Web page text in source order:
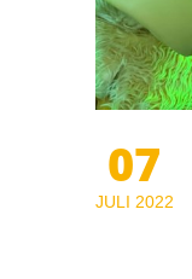
07
JULI 2022